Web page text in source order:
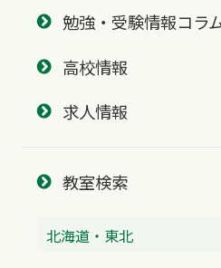
勉強・受験情報コラ
高校情報
求人情報
教室検索
北海道・東北